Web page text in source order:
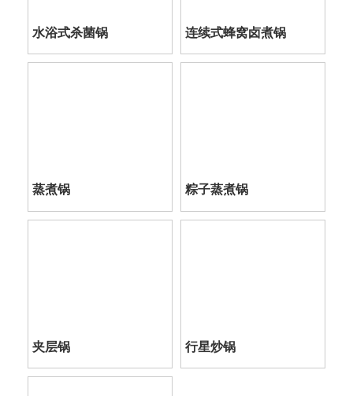
水浴式杀菌锅 连续式蜂窝卤煮锅
蒸煮锅 粽子蒸煮锅
夹层锅 行星炒锅